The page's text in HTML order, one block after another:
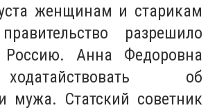
женщинам и старикам
разрешило
Россию. Анна Федоровна
об
мужа. Статский советник